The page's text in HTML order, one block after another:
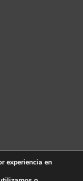
fa-
instagram
experiencia en